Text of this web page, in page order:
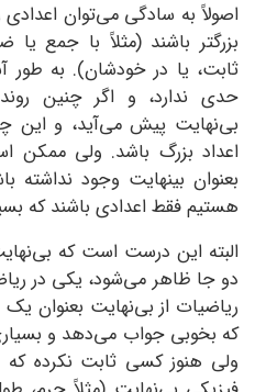
اصولاً به سادگی می‌توان اعدادی
بزرگتر باشند (مثلاً با جمع
ثابت، یا در خودشان). به طور
حدی ندارد، و اگر چنین
بی‌نهایت پیش می‌آید، و این
اعداد بزرگ باشد. ولی
بعنوان بینهایت وجود نداشته
هستیم فقط اعدادی باشند که
البته این درست است که
دو جا ظاهر می‌شود، یکی در
ریاضیات از بی‌نهایت بعنوان یک
که بخوبی جواب می‌دهد و بسیاری
ولی هنوز کسی ثابت نکرده